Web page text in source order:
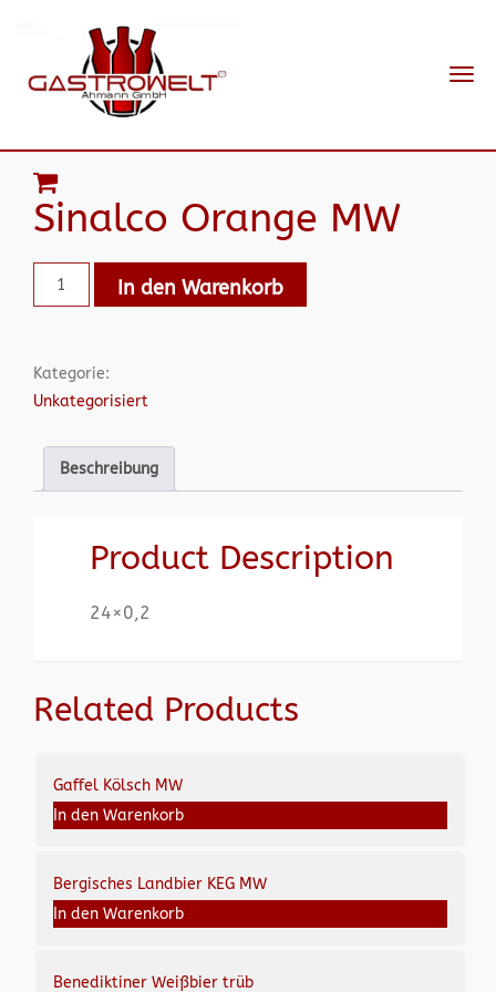
Sinalco Orange MW
In den Warenkorb
Kategorie:
Unkategorisiert
Beschreibung
Product Description
24×0,2
Related Products
Gaffel Kölsch MW
In den Warenkorb
Bergisches Landbier KEG MW
In den Warenkorb
Benediktiner Weißbier trüb